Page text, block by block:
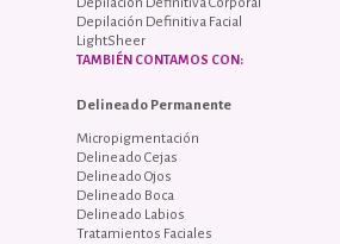
Depilación Definitiva Corporal
Depilación Definitiva Facial
LightSheer
TAMBIÉN CONTAMOS CON:
Delineado Permanente
Micropigmentación
Delineado Cejas
Delineado Ojos
Delineado Boca
Delineado Labios
Tratamientos Faciales